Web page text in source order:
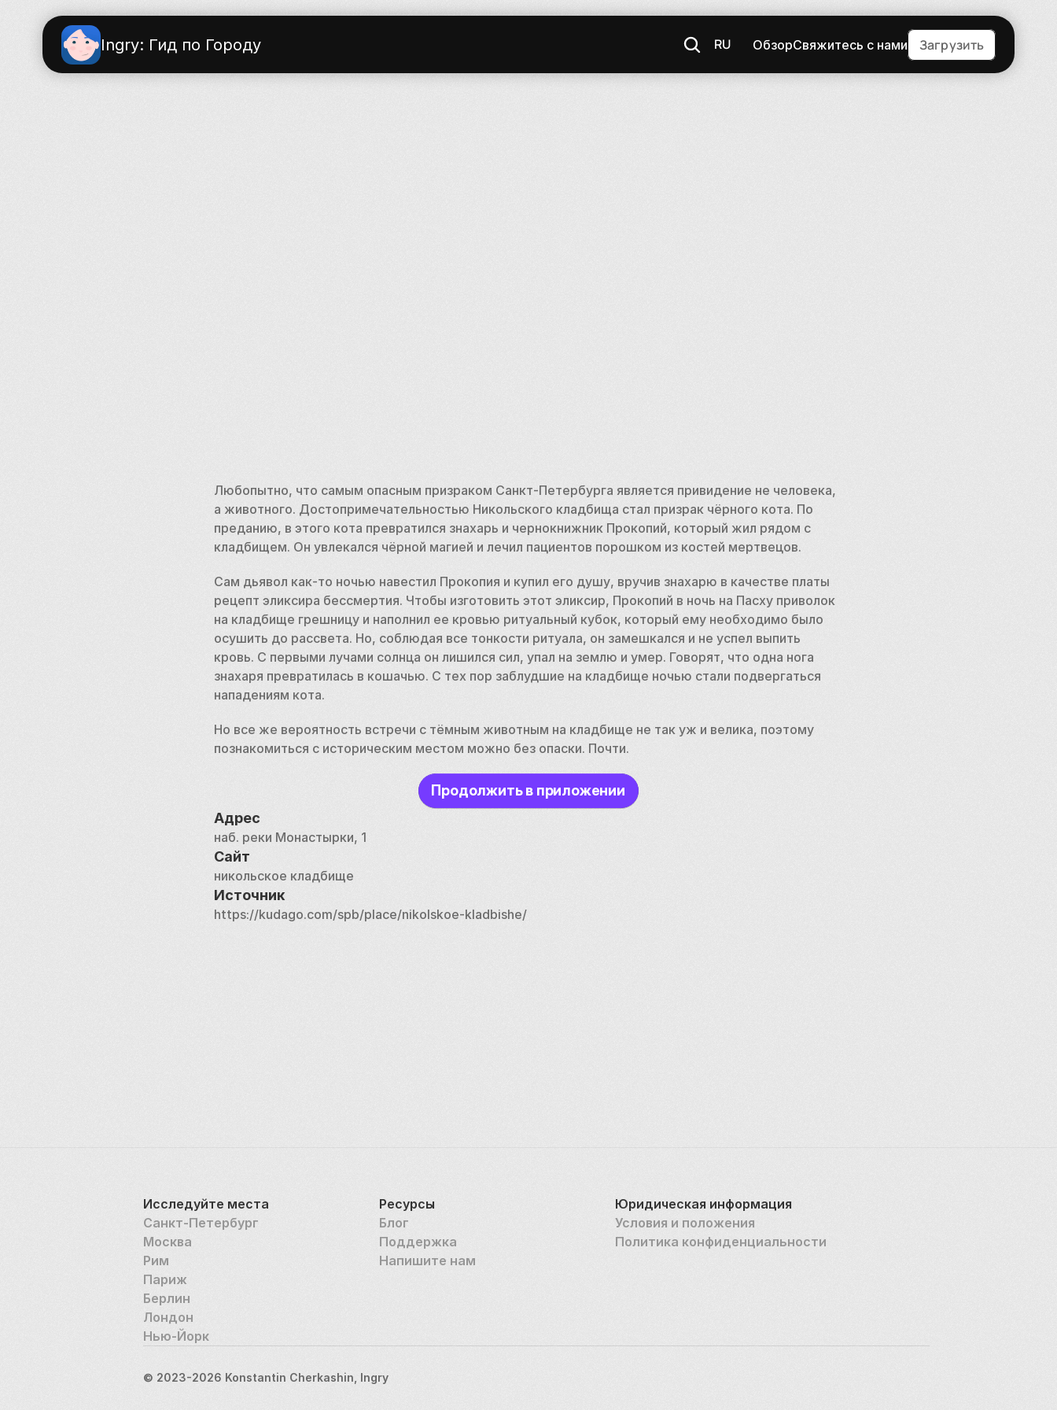
Ingry: Гид по Городу RU ОбзорСвяжитесь с нами Загрузить
Любопытно, что самым опасным призраком Санкт-Петербурга является привидение не человека,
а животного. Достопримечательностью Никольского кладбища стал призрак чёрного кота. По
преданию, в этого кота превратился знахарь и чернокнижник Прокопий, который жил рядом с
кладбищем. Он увлекался чёрной магией и лечил пациентов порошком из костей мертвецов.
Сам дьявол как-то ночью навестил Прокопия и купил его душу, вручив знахарю в качестве платы
рецепт эликсира бессмертия. Чтобы изготовить этот эликсир, Прокопий в ночь на Пасху приволок
на кладбище грешницу и наполнил ее кровью ритуальный кубок, который ему необходимо было
осушить до рассвета. Но, соблюдая все тонкости ритуала, он замешкался и не успел выпить
кровь. С первыми лучами солнца он лишился сил, упал на землю и умер. Говорят, что одна нога
знахаря превратилась в кошачью. С тех пор заблудшие на кладбище ночью стали подвергаться
нападениям кота.
Но все же вероятность встречи с тёмным животным на кладбище не так уж и велика, поэтому
познакомиться с историческим местом можно без опаски. Почти.
Продолжить в приложении
Адрес
наб. реки Монастырки, 1
Сайт
никольское кладбище
Источник
https://kudago.com/spb/place/nikolskoe-kladbishe/
Исследуйте места
Санкт-Петербург
Москва
Рим
Париж
Берлин
Лондон
Нью-Йорк
Ресурсы
Блог
Поддержка
Напишите нам
Юридическая информация
Условия и положения
Политика конфиденциальности
© 2023-2026 Konstantin Cherkashin, Ingry